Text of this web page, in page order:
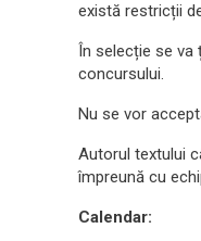
există restricții
În selecție se va
concursului.
Nu se vor
Autorul textului
împreună cu
Calendar: